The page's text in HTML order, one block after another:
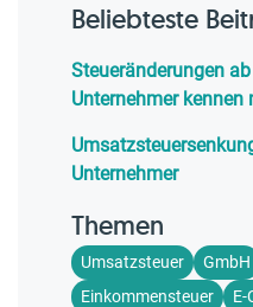
Beliebteste
Steueränderungen
Unternehmer kennen
Unternehmer
Themen
Umsatzsteuer GmbH
Einkommensteuer
E-